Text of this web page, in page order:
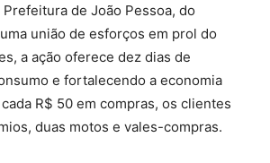
de João Pessoa, do
união de esforços em prol do
a ação oferece dez dias de
e fortalecendo a economia
R$ 50 em compras, os clientes
duas motos e vales-compras.